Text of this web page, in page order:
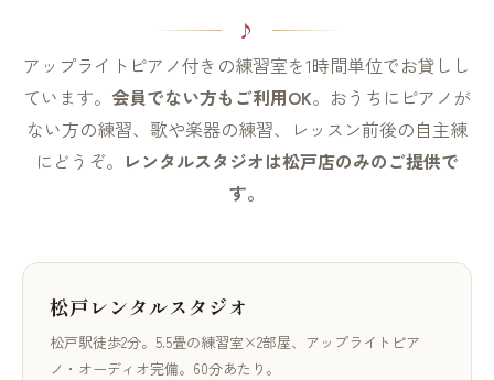
アップライトピアノ付きの練習室を1時間単位でお貸しし
ています。 会員でない方もご利用OK。おうちにピアノが
ない方の練習、歌や楽器の練習、レッスン前後の自主練
にどうぞ。 レンタルスタジオは松戸店のみのご提供で
す。
松戸レンタルスタジオ
松戸駅徒歩2分。5.5畳の練習室×2部屋、アップライトピア
ノ・オーディオ完備。60分あたり。